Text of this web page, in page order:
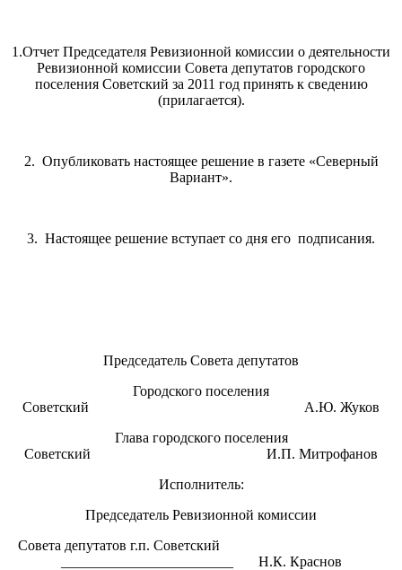
1.Отчет Председателя Ревизионной комиссии о деятельности
Ревизионной комиссии Совета депутатов городского
поселения Советский за 2011 год принять к сведению
(прилагается).
2. Опубликовать настоящее решение в газете «Северный
Вариант».
3. Настоящее решение вступает со дня его подписания.
Председатель Совета депутатов
Городского поселения
Советский А.Ю. Жуков
Глава городского поселения
Советский И.П. Митрофанов
Исполнитель:
Председатель Ревизионной комиссии
Совета депутатов г.п. Советский
________________________ Н.К. Краснов